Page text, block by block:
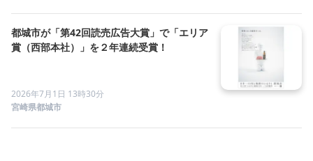
都城市が「第42回読売広告大賞」で「エリア
賞（西部本社）」を２年連続受賞！
2026年7月1日 13時30分
宮崎県都城市